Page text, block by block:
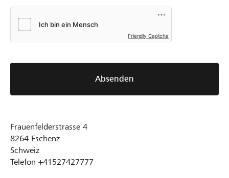
Friendly Captcha
Absenden
Frauenfelderstrasse 4
8264 Eschenz
Schweiz
Telefon +41527427777